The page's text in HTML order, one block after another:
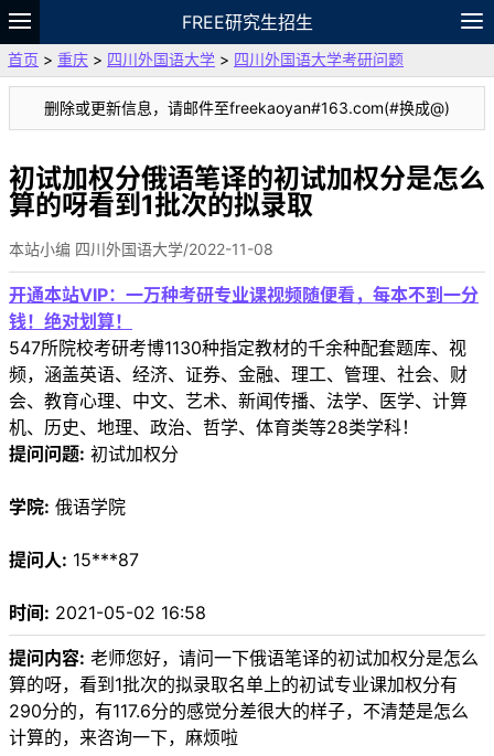
FREE研究生招生
题库
故事 专题 APP 笔记
论坛
VIP
资料
首页 > 重庆 > 四川外国语大学 > 四川外国语大学考研问题
删除或更新信息，请邮件至freekaoyan#163.com(#换成@)
初试加权分俄语笔译的初试加权分是怎么
算的呀看到1批次的拟录取
本站小编 四川外国语大学/2022-11-08
开通本站VIP：一万种考研专业课视频随便看，每本不到一分
钱！绝对划算！
547所院校考研考博1130种指定教材的千余种配套题库、视
频，涵盖英语、经济、证券、金融、理工、管理、社会、财
会、教育心理、中文、艺术、新闻传播、法学、医学、计算
机、历史、地理、政治、哲学、体育类等28类学科！
提问问题: 初试加权分
学院: 俄语学院
提问人: 15***87
时间: 2021-05-02 16:58
提问内容: 老师您好，请问一下俄语笔译的初试加权分是怎么
算的呀，看到1批次的拟录取名单上的初试专业课加权分有
290分的，有117.6分的感觉分差很大的样子，不清楚是怎么
计算的，来咨询一下，麻烦啦